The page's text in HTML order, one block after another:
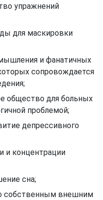
упражнений
для маскировки
и фанатичных
сопровождается
общество для больных
проблемой;
депрессивного
и концентрации
сна;
собственным внешним